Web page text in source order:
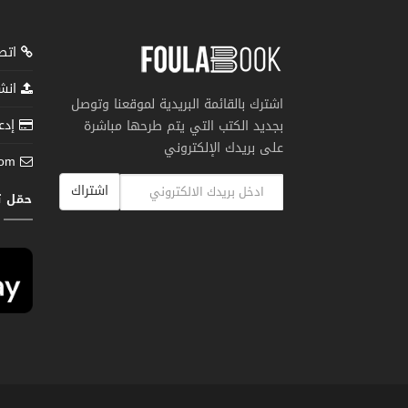
اشترك بالقائمة البريدية لموقعنا وتوصل
بجديد الكتب التي يتم طرحها مباشرة
على بريدك الإلكتروني
اشتراك
حمّل